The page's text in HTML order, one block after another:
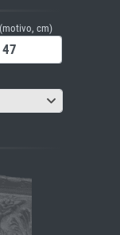
cm)